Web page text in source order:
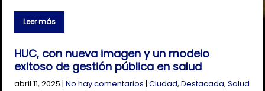
Leer más
HUC, con nueva imagen y un modelo
exitoso de gestión pública en salud
abril 11, 2025 |No hay comentarios |Ciudad,Destacada,Salud